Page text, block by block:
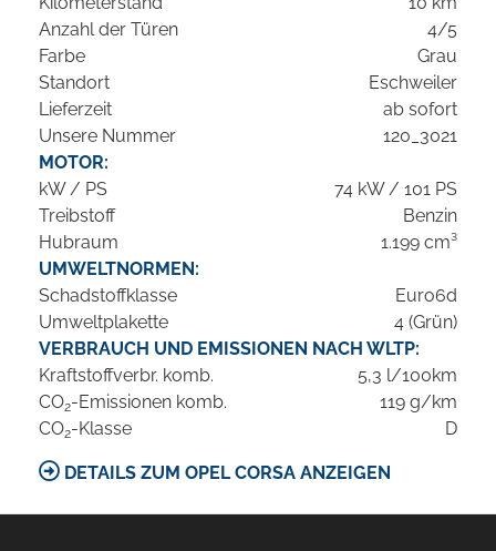
Anzahl der Türen
4/5
Farbe
Grau
Standort
Eschweiler
Lieferzeit
ab sofort
Unsere Nummer
120_3021
MOTOR:
kW / PS
74 kW / 101 PS
Treibstoff
Benzin
Hubraum
1.199 cm³
UMWELTNORMEN:
Schadstoffklasse
Euro6d
Umweltplakette
4 (Grün)
VERBRAUCH UND EMISSIONEN NACH WLTP:
Kraftstoffverbr. komb.
5,3 l/100km
CO2-Emissionen komb.
119 g/km
CO2-Klasse D
DETAILS ZUM OPEL CORSA ANZEIGEN